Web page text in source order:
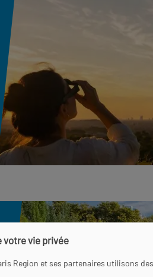
vie privée
Region et ses partenaires utilisons